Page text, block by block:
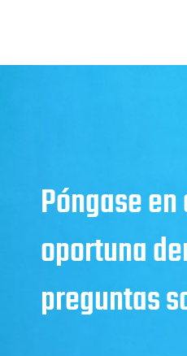
Póngase
oportuna
preguntas